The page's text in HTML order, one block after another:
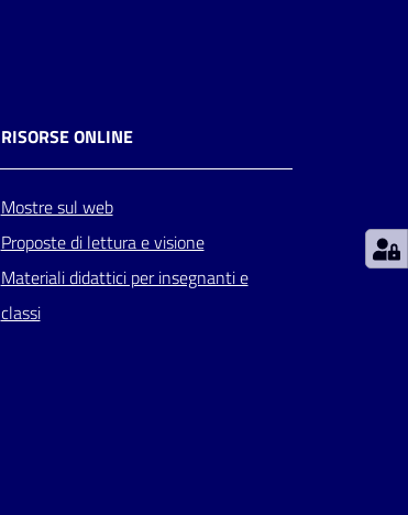
RISORSE ONLINE
Mostre sul web
Proposte di lettura e visione
Materiali didattici per insegnanti e
classi